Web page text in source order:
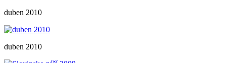
duben 2010
duben 2010